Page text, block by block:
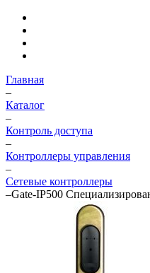
Главная
–
Каталог
–
Контроль доступа
–
Контроллеры управления
–
Сетевые контроллеры
–Gate-IP500